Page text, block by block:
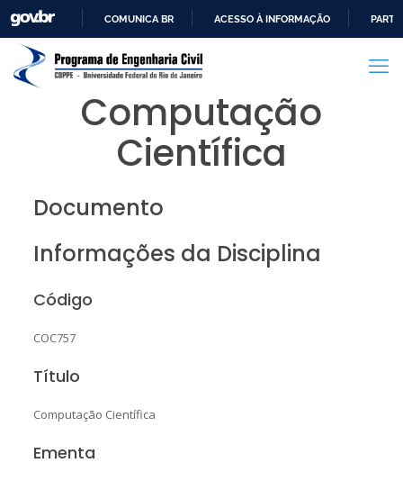
PARA
CONTEÚDO
COMUNICA BR ACESSO À INFORMAÇÃO
Computação
Científica
Documento
Informações da Disciplina
Código
COC757
Título
Computação Científica
Ementa